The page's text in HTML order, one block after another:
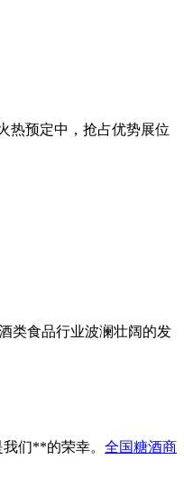
热预定中，抢占优势展位
类食品行业波澜壮阔的发
们**的荣幸。 全国糖酒商